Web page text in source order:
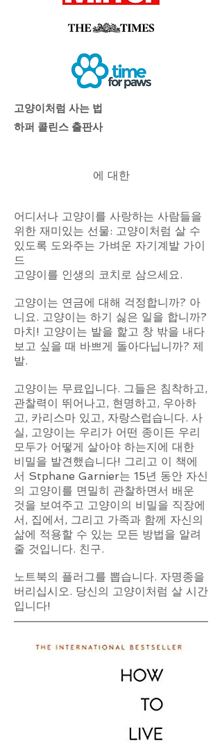
고양이처럼 사는 법
하퍼 콜린스 출판사
에 대한
어디서나 고양이를 사랑하는 사람들을
위한 재미있는 선물: 고양이처럼 살 수
있도록 도와주는 가벼운 자기계발 가이
드
고양이를 인생의 코치로 삼으세요.
고양이는 연금에 대해 걱정합니까? 아
니요. 고양이는 하기 싫은 일을 합니까?
마치! 고양이는 발을 핥고 창 밖을 내다
보고 싶을 때 바쁘게 돌아다닙니까? 제
발.
고양이는 무료입니다. 그들은 침착하고,
관찰력이 뛰어나고, 현명하고, 우아하
고, 카리스마 있고, 자랑스럽습니다. 사
실, 고양이는 우리가 어떤 종이든 우리
모두가 어떻게 살아야 하는지에 대한
비밀을 발견했습니다! 그리고 이 책에
서 Stphane Garnier는 15년 동안 자신
의 고양이를 면밀히 관찰하면서 배운
것을 보여주고 고양이의 비밀을 직장에
서, 집에서, 그리고 가족과 함께 자신의
삶에 적용할 수 있는 모든 방법을 알려
줄 것입니다. 친구.
노트북의 플러그를 뽑습니다. 자명종을
버리십시오. 당신의 고양이처럼 살 시간
입니다!